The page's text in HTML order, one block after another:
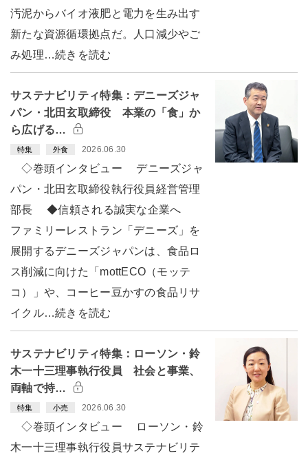
汚泥からバイオ液肥と電力を生み出す
新たな資源循環拠点だ。人口減少やご
み処理…続きを読む
サステナビリティ特集：デニーズジャ
パン・北田玄取締役 本業の「食」か
ら広げる…
特集 外食 2026.06.30
◇巻頭インタビュー デニーズジャ
パン・北田玄取締役執行役員経営管理
部長 ◆信頼される誠実な企業へ
ファミリーレストラン「デニーズ」を
展開するデニーズジャパンは、食品ロ
ス削減に向けた「mottECO（モッテ
コ）」や、コーヒー豆かすの食品リサ
イクル…続きを読む
サステナビリティ特集：ローソン・鈴
木一十三理事執行役員 社会と事業、
両軸で持…
特集 小売 2026.06.30
◇巻頭インタビュー ローソン・鈴
木一十三理事執行役員サステナビリテ